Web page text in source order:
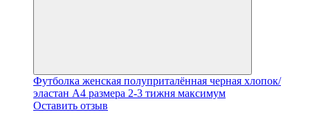
Футболка женская полуприталённая черная хлопок/
эластан А4 размера 2-3 тижня максимум
Оставить отзыв